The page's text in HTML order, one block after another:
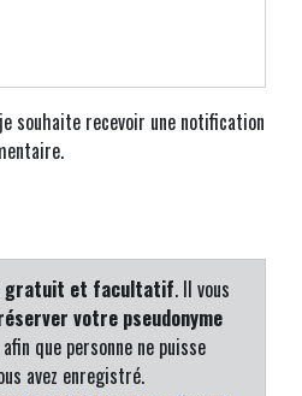
souhaite recevoir une notification
gratuit et facultatif. Il vous
votre pseudonyme
que personne ne puisse
avez enregistré.